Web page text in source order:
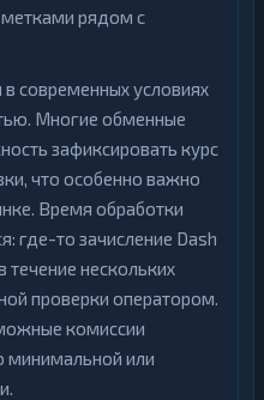
рядом с
современных условиях
Многие обменные
зафиксировать курс
что особенно важно
Время обработки
где-то зачисление Dash
течение нескольких
проверки оператором.
комиссии
минимальной или